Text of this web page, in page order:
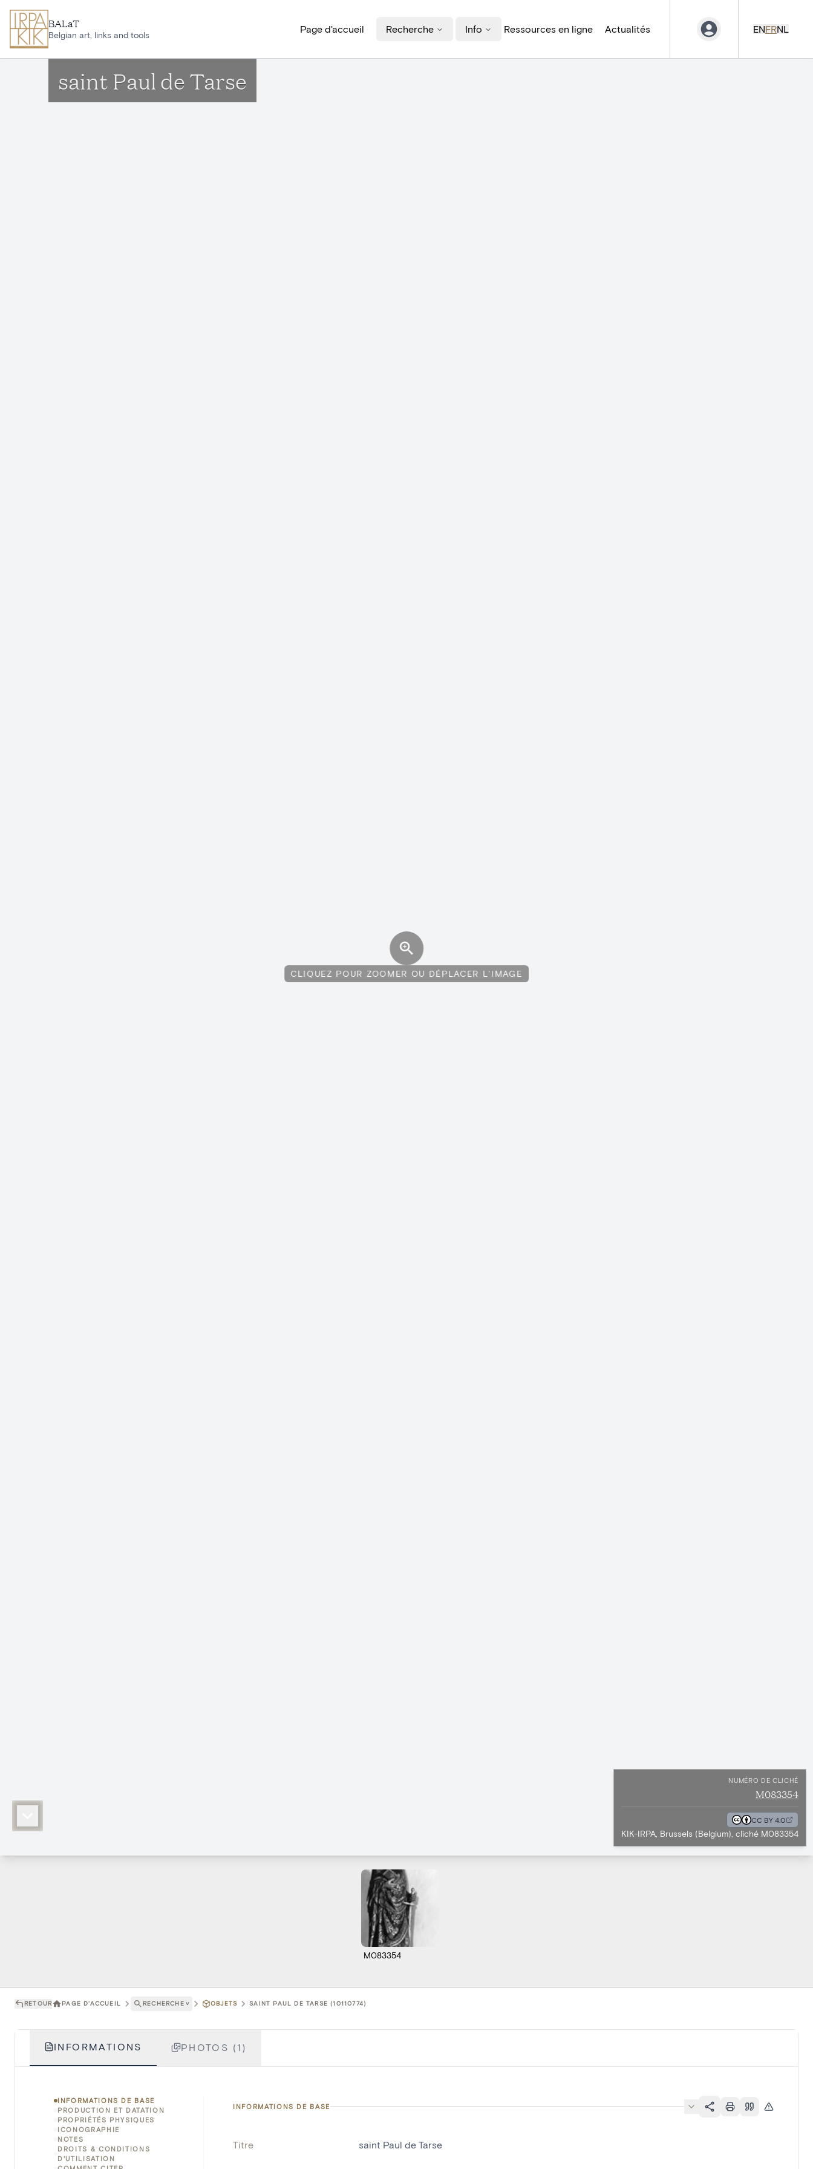
BALaT
Belgian art, links and tools
Page d'accueil Recherche Info Ressources en ligne Actualités ENFRNL
saint Paul de Tarse
CLIQUEZ POUR ZOOMER OU DÉPLACER L'IMAGE
NUMÉRO DE CLICHÉ
M083354
CC BY 4.0
KIK-IRPA, Brussels (Belgium), cliché M083354
M083354
RETOUR PAGE D'ACCUEIL RECHERCHE ˅ OBJETS SAINT PAUL DE TARSE (10110774)
INFORMATIONS PHOTOS (1)
INFORMATIONS DE BASE
PRODUCTION ET DATATION
PROPRIÉTÉS PHYSIQUES
ICONOGRAPHIE
NOTES
DROITS & CONDITIONS
D'UTILISATION
INFORMATIONS DE BASE
Titre saint Paul de Tarse